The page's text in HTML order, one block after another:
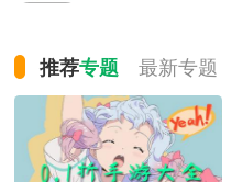
推荐专题 最新专题